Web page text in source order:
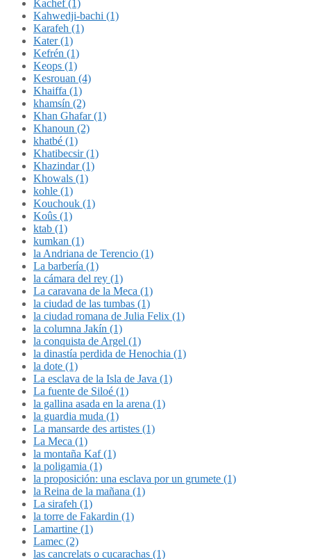
Kachef (1)
Kahwedji-bachi (1)
Karafeh (1)
Kater (1)
Kefrén (1)
Keops (1)
Kesrouan (4)
Khaiffa (1)
khamsín (2)
Khan Ghafar (1)
Khanoun (2)
khatbé (1)
Khatibecsir (1)
Khazindar (1)
Khowals (1)
kohle (1)
Kouchouk (1)
Koûs (1)
ktab (1)
kumkan (1)
la Andriana de Terencio (1)
La barbería (1)
la cámara del rey (1)
La caravana de la Meca (1)
la ciudad de las tumbas (1)
la ciudad romana de Julia Felix (1)
la columna Jakín (1)
la conquista de Argel (1)
la dinastía perdida de Henochia (1)
la dote (1)
La esclava de la Isla de Java (1)
La fuente de Siloé (1)
la gallina asada en la arena (1)
la guardia muda (1)
La mansarde des artistes (1)
La Meca (1)
la montaña Kaf (1)
la poligamia (1)
la proposición: una esclava por un grumete (1)
la Reina de la mañana (1)
La sirafeh (1)
la torre de Fakardin (1)
Lamartine (1)
Lamec (2)
las cancrelats o cucarachas (1)